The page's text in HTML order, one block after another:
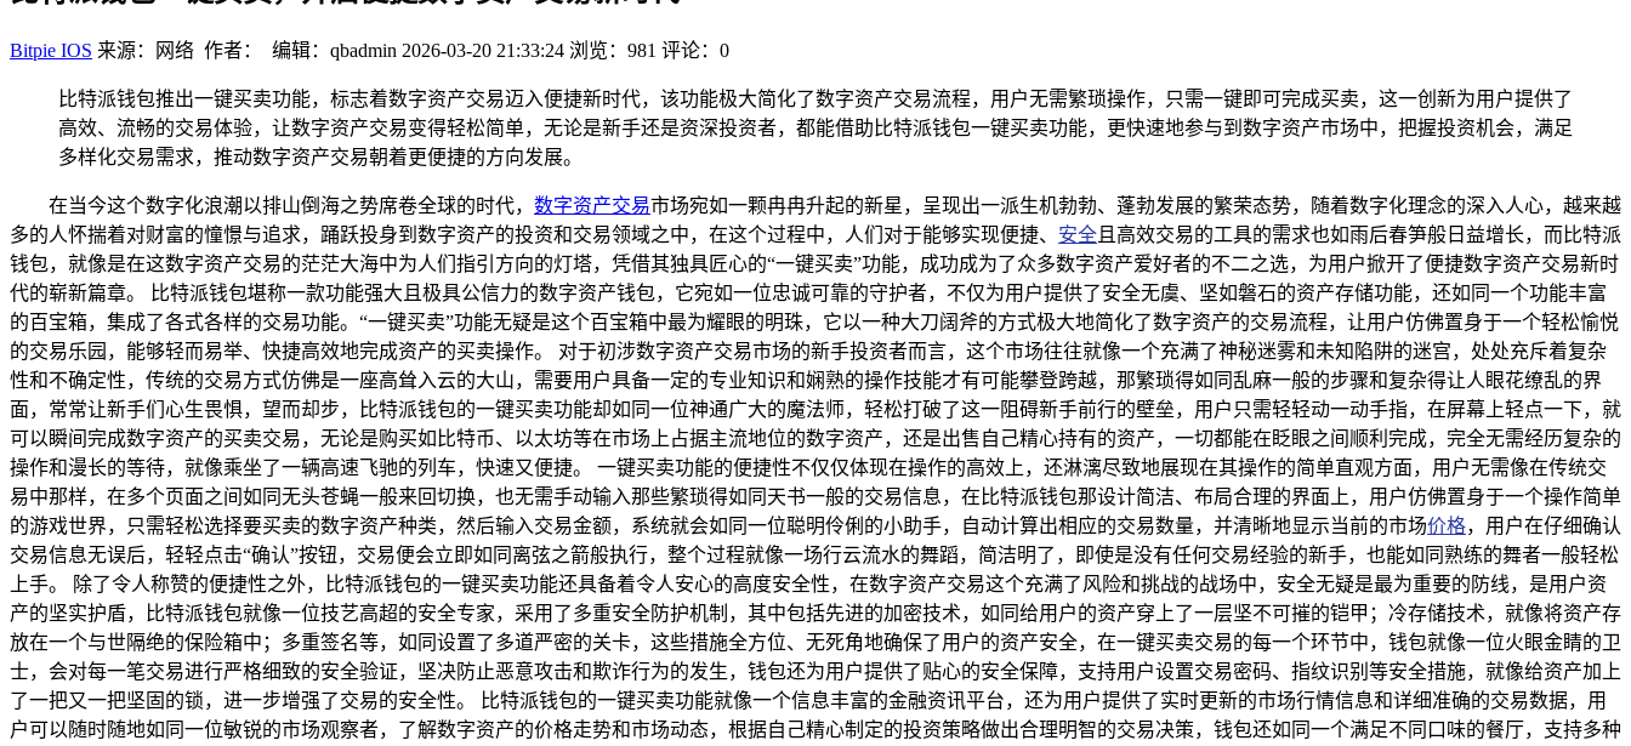
Bitpie IOS 来源：网络 作者： 编辑：qbadmin 2026-03-20 21:33:24 浏览：981 评论：0
比特派钱包推出一键买卖功能，标志着数字资产交易迈入便捷新时代，该功能极大简化了数字资产交易流程，用户无需繁琐操作，只需一键即可完成买卖，这一创新为用户提供了
高效、流畅的交易体验，让数字资产交易变得轻松简单，无论是新手还是资深投资者，都能借助比特派钱包一键买卖功能，更快速地参与到数字资产市场中，把握投资机会，满足
多样化交易需求，推动数字资产交易朝着更便捷的方向发展。
在当今这个数字化浪潮以排山倒海之势席卷全球的时代， 数字资产交易市场宛如一颗冉冉升起的新星，呈现出一派生机勃勃、蓬勃发展的繁荣态势，随着数字化理念的深入人心，越来越
多的人怀揣着对财富的憧憬与追求，踊跃投身到数字资产的投资和交易领域之中，在这个过程中，人们对于能够实现便捷、 安全 且高效交易的工具的需求也如雨后春笋般日益增长，而比特派
钱包，就像是在这数字资产交易的茫茫大海中为人们指引方向的灯塔，凭借其独具匠心的“一键买卖”功能，成功成为了众多数字资产爱好者的不二之选，为用户掀开了便捷数字资产交易新时
代的崭新篇章。 比特派钱包堪称一款功能强大且极具公信力的数字资产钱包，它宛如一位忠诚可靠的守护者，不仅为用户提供了安全无虞、坚如磐石的资产存储功能，还如同一个功能丰富
的百宝箱，集成了各式各样的交易功能。“一键买卖”功能无疑是这个百宝箱中最为耀眼的明珠，它以一种大刀阔斧的方式极大地简化了数字资产的交易流程，让用户仿佛置身于一个轻松愉悦
的交易乐园，能够轻而易举、快捷高效地完成资产的买卖操作。 对于初涉数字资产交易市场的新手投资者而言，这个市场往往就像一个充满了神秘迷雾和未知陷阱的迷宫，处处充斥着复杂
性和不确定性，传统的交易方式仿佛是一座高耸入云的大山，需要用户具备一定的专业知识和娴熟的操作技能才有可能攀登跨越，那繁琐得如同乱麻一般的步骤和复杂得让人眼花缭乱的界
面，常常让新手们心生畏惧，望而却步，比特派钱包的一键买卖功能却如同一位神通广大的魔法师，轻松打破了这一阻碍新手前行的壁垒，用户只需轻轻动一动手指，在屏幕上轻点一下，就
可以瞬间完成数字资产的买卖交易，无论是购买如比特币、以太坊等在市场上占据主流地位的数字资产，还是出售自己精心持有的资产，一切都能在眨眼之间顺利完成，完全无需经历复杂的
操作和漫长的等待，就像乘坐了一辆高速飞驰的列车，快速又便捷。 一键买卖功能的便捷性不仅仅体现在操作的高效上，还淋漓尽致地展现在其操作的简单直观方面，用户无需像在传统交
易中那样，在多个页面之间如同无头苍蝇一般来回切换，也无需手动输入那些繁琐得如同天书一般的交易信息，在比特派钱包那设计简洁、布局合理的界面上，用户仿佛置身于一个操作简单
的游戏世界，只需轻松选择要买卖的数字资产种类，然后输入交易金额，系统就会如同一位聪明伶俐的小助手，自动计算出相应的交易数量，并清晰地显示当前的市场价格，用户在仔细确认
交易信息无误后，轻轻点击“确认”按钮，交易便会立即如同离弦之箭般执行，整个过程就像一场行云流水的舞蹈，简洁明了，即使是没有任何交易经验的新手，也能如同熟练的舞者一般轻松
上手。 除了令人称赞的便捷性之外，比特派钱包的一键买卖功能还具备着令人安心的高度安全性，在数字资产交易这个充满了风险和挑战的战场中，安全无疑是最为重要的防线，是用户资
产的坚实护盾，比特派钱包就像一位技艺高超的安全专家，采用了多重安全防护机制，其中包括先进的加密技术，如同给用户的资产穿上了一层坚不可摧的铠甲；冷存储技术，就像将资产存
放在一个与世隔绝的保险箱中；多重签名等，如同设置了多道严密的关卡，这些措施全方位、无死角地确保了用户的资产安全，在一键买卖交易的每一个环节中，钱包就像一位火眼金睛的卫
士，会对每一笔交易进行严格细致的安全验证，坚决防止恶意攻击和欺诈行为的发生，钱包还为用户提供了贴心的安全保障，支持用户设置交易密码、指纹识别等安全措施，就像给资产加上
了一把又一把坚固的锁，进一步增强了交易的安全性。 比特派钱包的一键买卖功能就像一个信息丰富的金融资讯平台，还为用户提供了实时更新的市场行情信息和详细准确的交易数据，用
户可以随时随地如同一位敏锐的市场观察者，了解数字资产的价格走势和市场动态，根据自己精心制定的投资策略做出合理明智的交易决策，钱包还如同一个满足不同口味的餐厅，支持多种